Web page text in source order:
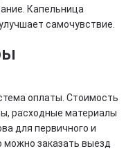
Капельница
самочувствие.
оплаты. Стоимость
расходные материалы
для первичного и
можно заказать выезд